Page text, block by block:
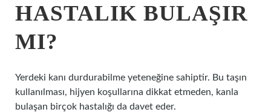
HASTALIK BULAŞIR
MI?
Yerdeki kanı durdurabilme yeteneğine sahiptir. Bu taşın
kullanılması, hijyen koşullarına dikkat etmeden, kanla
bulaşan birçok hastalığı da davet eder.